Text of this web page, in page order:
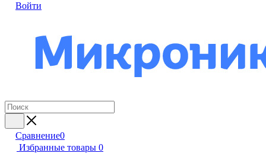
Войти
Сравнение0
Избранные товары 0